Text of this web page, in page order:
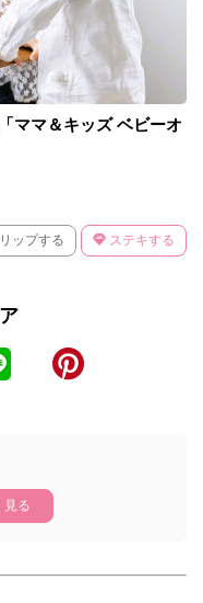
ママ＆キッズ ベビーオ
ップする ステキする
見る